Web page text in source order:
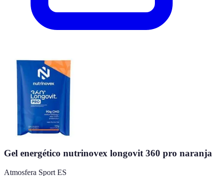
Gel energético nutrinovex longovit 360 pro naranja
Atmosfera Sport ES